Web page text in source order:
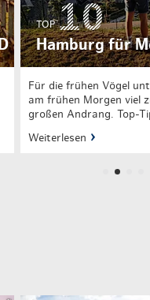
TOP
Hamburg für
Für die frühen Vögel
am frühen Morgen viel
großen Andrang. Top-
Weiterlesen